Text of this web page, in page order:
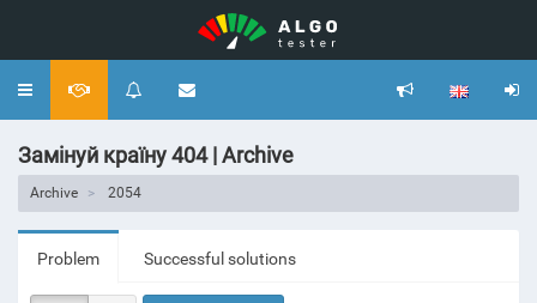
Toggle
Замінуй країну 404 | Archive
Archive 2054
Problem Successful solutions